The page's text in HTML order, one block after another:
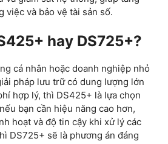
việc và bảo vệ tài sản số.
hay DS725+?
cá nhân hoặc doanh nghiệp nhỏ
pháp lưu trữ có dung lượng lớn
hợp lý, thì DS425+ là lựa chọn
bạn cần hiệu năng cao hơn,
hoạt và độ tin cậy khi xử lý các
DS725+ sẽ là phương án đáng